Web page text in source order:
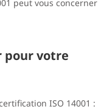
peut vous concerner
pour votre
ISO 14001 :